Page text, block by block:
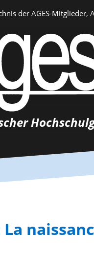
der AGES-Mitglieder,